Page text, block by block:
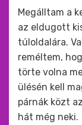
Megálltam a
az eldugott
túloldalára.
reméltem,
törte volna
ülésén kell
párnák közt
hát még neki.